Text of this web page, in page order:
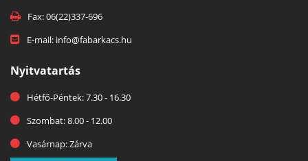
Fax: 06(22)337-696
E-mail: info@fabarkacs.hu
Nyitvatartás
Hétfő-Péntek: 7.30 - 16.30
Szombat: 8.00 - 12.00
Vasárnap: Zárva